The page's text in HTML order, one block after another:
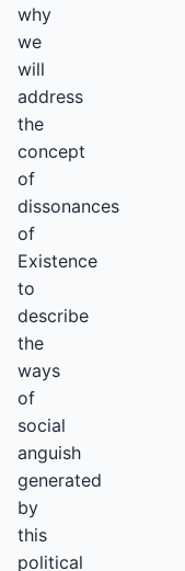
why
we
will
address
the
concept
of
dissonances
of
Existence
to
describe
the
ways
of
social
anguish
generated
by
this
political